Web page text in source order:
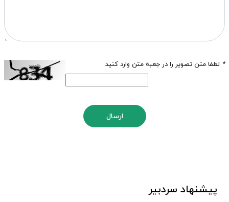
* لطفا متن تصویر را در جعبه متن وارد کنید
ارسال
پیشنهاد سردبیر